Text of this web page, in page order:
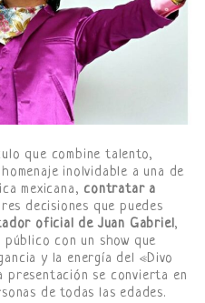
que combine talento,
inolvidable a una de
mexicana, contratar a
decisiones que puedes
oficial de Juan Gabriel,
con un show que
y la energía del «Divo
presentación se convierta en
de todas las edades.